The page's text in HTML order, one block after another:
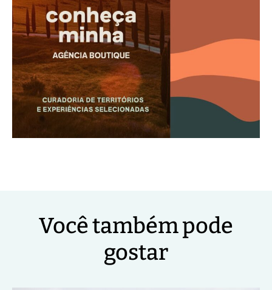
Você também pode
gostar